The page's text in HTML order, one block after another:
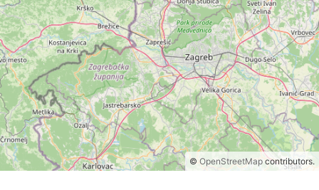
© OpenStreetMap contributors.